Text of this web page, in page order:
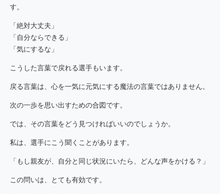
す。
「絶対大丈夫」
「自分ならできる」
「気にするな」
こうした言葉で戻れる選手もいます。
戻る言葉は、心を一気に元気にする魔法の言葉ではありません。
次の一歩を思い出すための合図です。
では、その言葉をどう見つければいいのでしょうか。
私は、選手にこう聞くことがあります。
「もし親友が、自分と同じ状況にいたら、どんな声をかける？」
この問いは、とても有効です。